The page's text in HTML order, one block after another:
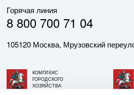
Горячая линия
8 800 700 71 04
105120 Москва, Мрузовский
КОМПЛЕКС
ГОРОДСКОГО
ХОЗЯЙСТВА